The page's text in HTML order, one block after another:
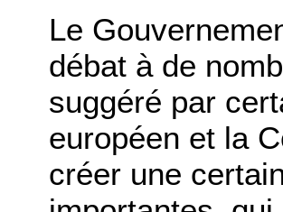
Le
débat à de
suggéré par
européen et la
créer une